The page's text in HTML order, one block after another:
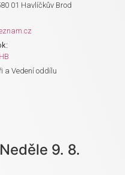
01 Havlíčkův Brod
a Vedení oddílu
Neděle 9. 8.